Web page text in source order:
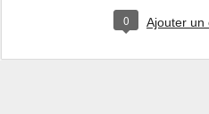
0 Ajouter un